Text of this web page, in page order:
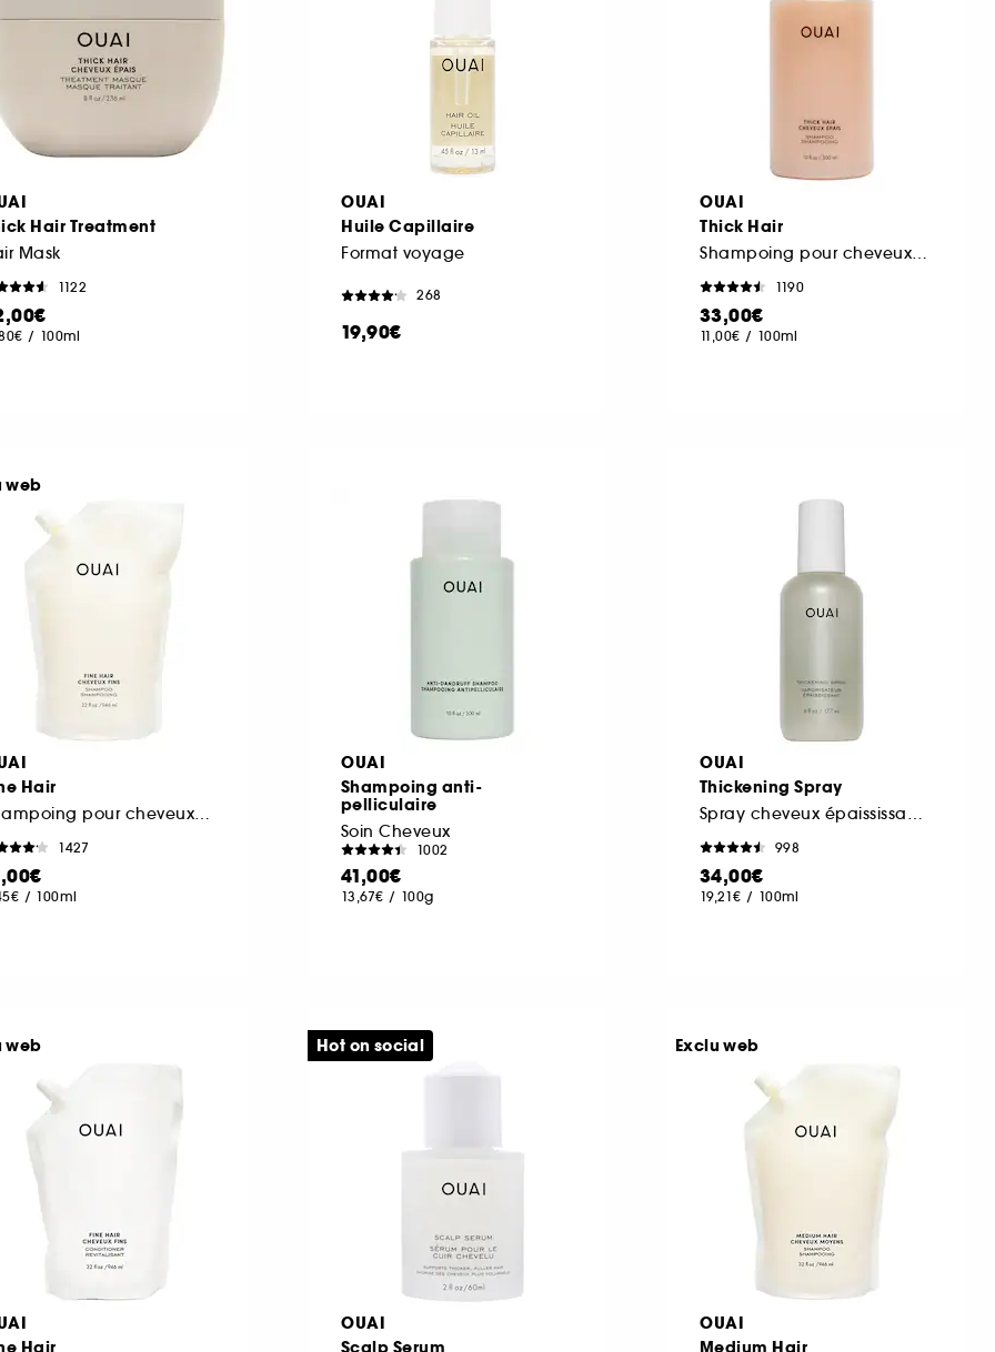
Hair Treatment
Mask
1122
/ 100ml
OUAI
Huile Capillaire
Format voyage
268
19,90€
OUAI
Thick Hair
Shampoing pour cheveux épais
1190
33,00€
11,00€ / 100ml
Hair
Shampoing pour cheveux fins Recharge
1427
/ 100ml
web
OUAI
Shampoing anti-
pelliculaire
Soin Cheveux
1002
41,00€
13,67€ / 100g
OUAI
Thickening Spray
Spray cheveux épaississant et volumateur
998
34,00€
19,21€ / 100ml
Hair
web
OUAI
Scalp Serum
Hot on social
OUAI
Medium Hair
Exclu web